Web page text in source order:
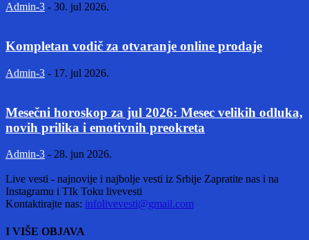
Admin-3 - 30. jul 2026.
Kompletan vodič za otvaranje online prodaje
Admin-3 - 17. jul 2026.
Mesečni horoskop za jul 2026: Mesec velikih odluka,
novih prilika i emotivnih preokreta
Admin-3 - 28. jun 2026.
Live vesti - najnovije i najbolje vesti iz Srbije Zapratite nas i na
Instagramu i TIk Toku livevesti
Kontaktirajte nas: infolivevesti@gmail.com
I VIŠE OBJAVA